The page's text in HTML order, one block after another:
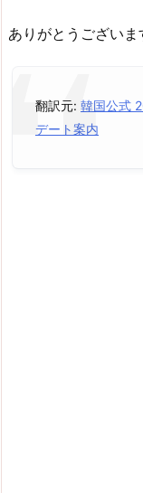
ありがとうございま
翻訳元: 韓国公式
デート案内